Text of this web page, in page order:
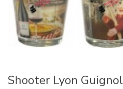
Shooter Lyon Guignol